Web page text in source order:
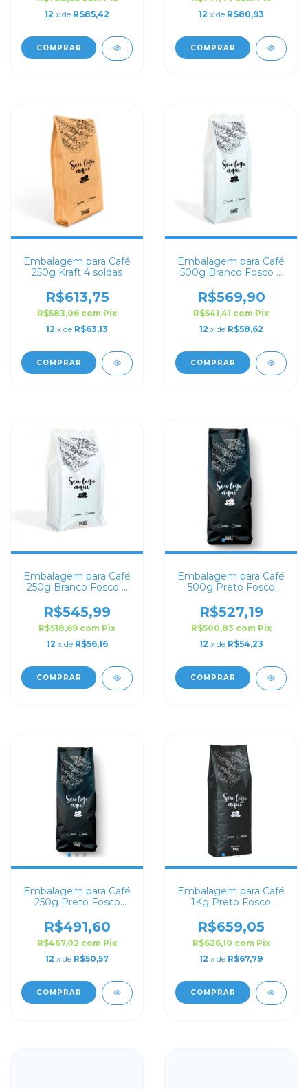
12 x de R$85,42
COMPRAR
12 x de R$80,93
COMPRAR
Embalagem para Café
250g Kraft 4 soldas
R$613,75
R$583,06 com Pix
12 x de R$63,13
COMPRAR
Embalagem para Café
500g Branco Fosco 4
R$569,90
R$541,41 com Pix
12 x de R$58,62
COMPRAR
Embalagem para Café
250g Branco Fosco 4
R$545,99
R$518,69 com Pix
12 x de R$56,16
COMPRAR
Embalagem para Café
500g Preto Fosco
Personalizada
R$527,19
R$500,83 com Pix
12 x de R$54,23
COMPRAR
Embalagem para Café
250g Preto Fosco
Personalizada
R$491,60
R$467,02 com Pix
12 x de R$50,57
COMPRAR
Embalagem para Café
1Kg Preto Fosco
Personalizada
R$659,05
R$626,10 com Pix
12 x de R$67,79
COMPRAR